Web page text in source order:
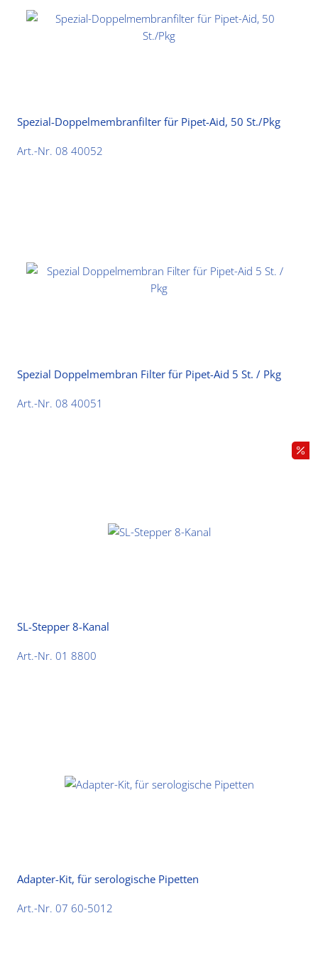
Spezial-Doppelmembranfilter für Pipet-Aid, 50 St./Pkg
Art.-Nr. 08 40052
Spezial Doppelmembran Filter für Pipet-Aid 5 St. / Pkg
Art.-Nr. 08 40051
SL-Stepper 8-Kanal
Art.-Nr. 01 8800
Adapter-Kit, für serologische Pipetten
Art.-Nr. 07 60-5012